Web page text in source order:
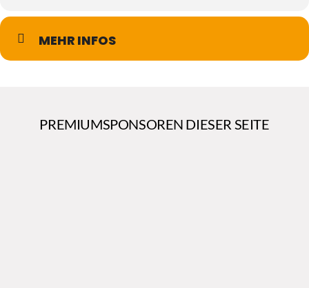
MEHR INFOS
PREMIUMSPONSOREN DIESER SEITE